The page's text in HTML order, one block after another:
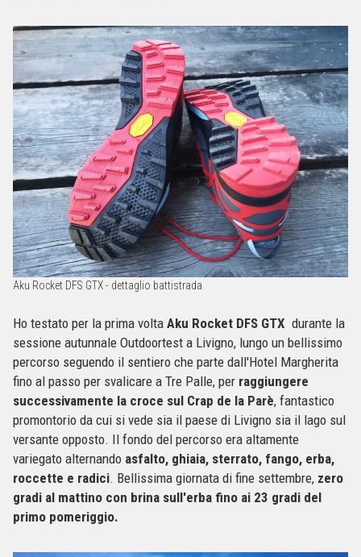
Aku Rocket DFS GTX - dettaglio battistrada
Ho testato per la prima volta Aku Rocket DFS GTX durante la
sessione autunnale Outdoortest a Livigno, lungo un bellissimo
percorso seguendo il sentiero che parte dall'Hotel Margherita
fino al passo per svalicare a Tre Palle, per raggiungere
successivamente la croce sul Crap de la Parè, fantastico
promontorio da cui si vede sia il paese di Livigno sia il lago sul
versante opposto. Il fondo del percorso era altamente
variegato alternando asfalto, ghiaia, sterrato, fango, erba,
roccette e radici. Bellissima giornata di fine settembre, zero
gradi al mattino con brina sull'erba fino ai 23 gradi del
primo pomeriggio.